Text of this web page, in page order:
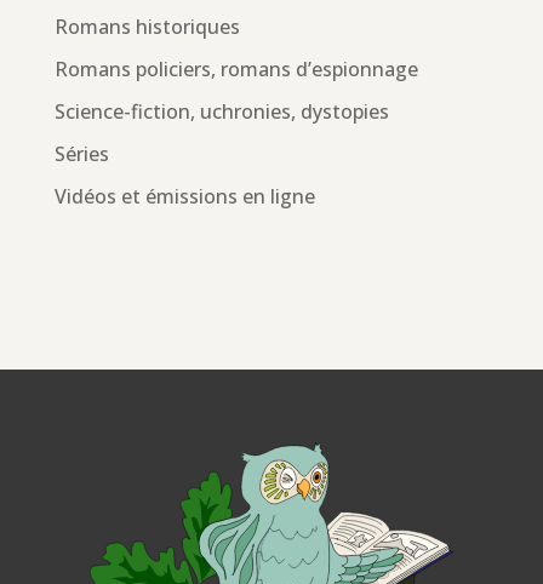
Romans historiques
Romans policiers, romans d’espionnage
Science-fiction, uchronies, dystopies
Séries
Vidéos et émissions en ligne